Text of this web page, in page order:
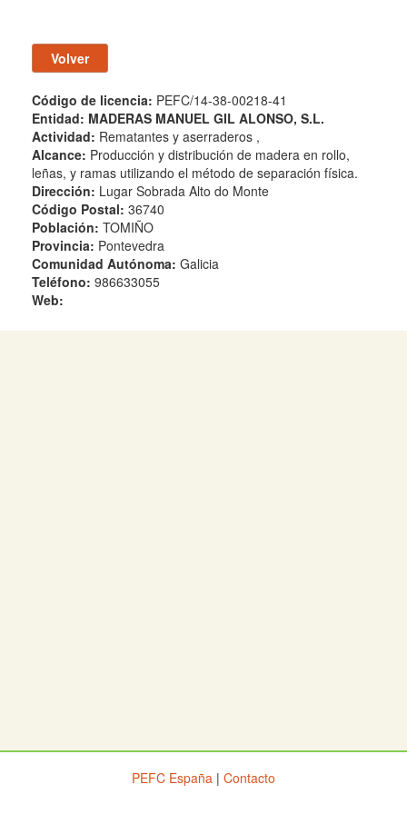
Código de licencia: PEFC/14-38-00218-41
Entidad: MADERAS MANUEL GIL ALONSO, S.L.
Actividad: Rematantes y aserraderos ,
Alcance: Producción y distribución de madera en rollo,
leñas, y ramas utilizando el método de separación física.
Dirección: Lugar Sobrada Alto do Monte
Código Postal: 36740
Población: TOMIÑO
Provincia: Pontevedra
Comunidad Autónoma: Galicia
Teléfono: 986633055
Web:
PEFC España | Contacto